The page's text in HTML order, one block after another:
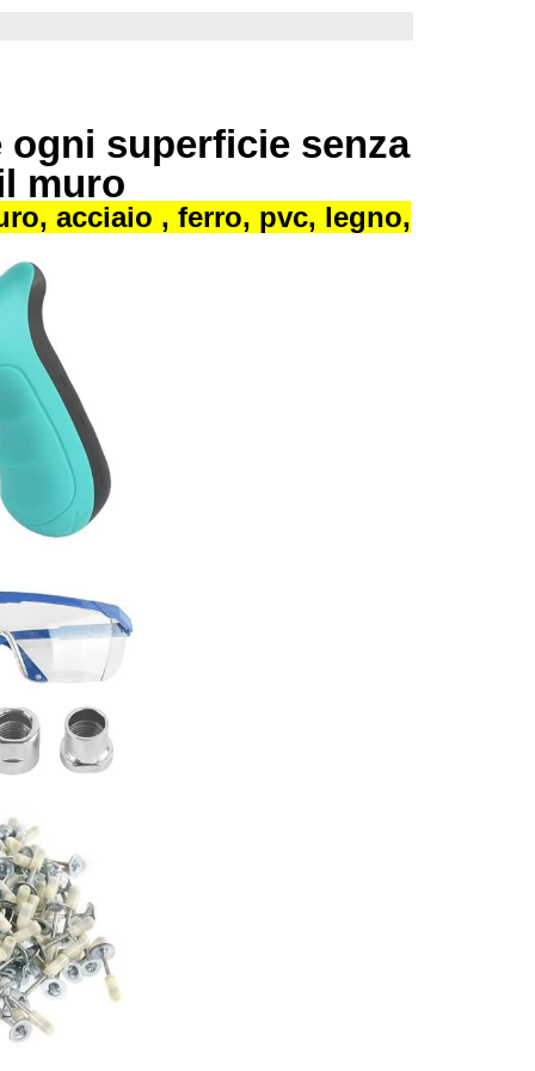
superficie senza
muro
acciaio , ferro, pvc, legno,